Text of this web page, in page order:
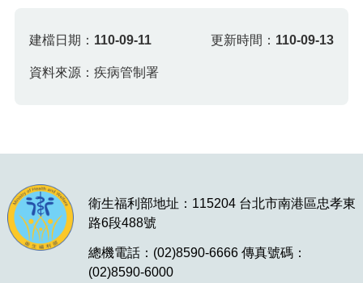
建檔日期： 110-09-11 更新時間： 110-09-13
資料來源：疾病管制署
衛生福利部地址：115204 台北市南港區忠孝東
路6段488號
總機電話：(02)8590-6666 傳真號碼：
(02)8590-6000